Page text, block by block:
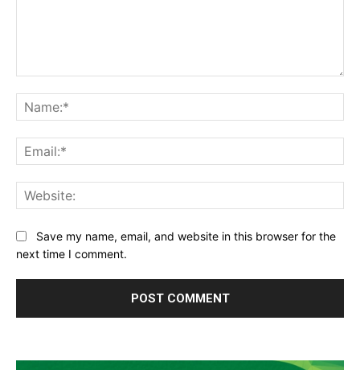
Save my name, email, and website in this browser for the
next time I comment.